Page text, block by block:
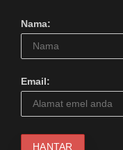
Nama:
Email: